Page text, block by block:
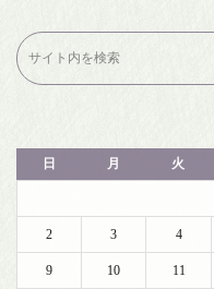
検
索:
日 月 火
2 3 4
9 10 11